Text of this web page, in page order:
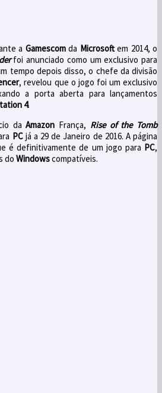
a Gamescom da Microsoft em 2014, o
foi anunciado como um exclusivo para
tempo depois disso, o chefe da divisão
, revelou que o jogo foi um exclusivo
a porta aberta para lançamentos
4.
daAmazon França, Rise of the Tomb
PC já a 29 de Janeiro de 2016. A página
é definitivamente de um jogo para PC,
do Windowscompatíveis.